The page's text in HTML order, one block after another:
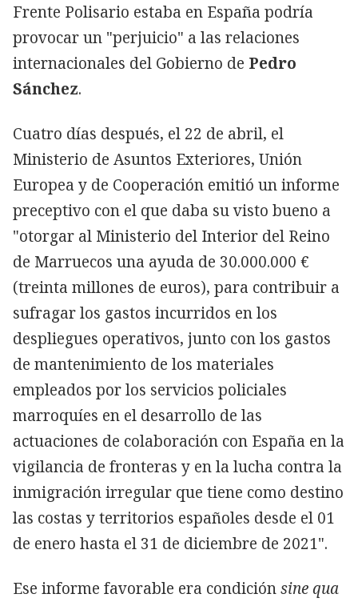
Frente Polisario estaba en España podría
provocar un "perjuicio" a las relaciones
internacionales del Gobierno de Pedro
Sánchez.
Cuatro días después, el 22 de abril, el
Ministerio de Asuntos Exteriores, Unión
Europea y de Cooperación emitió un informe
preceptivo con el que daba su visto bueno a
"otorgar al Ministerio del Interior del Reino
de Marruecos una ayuda de 30.000.000 €
(treinta millones de euros), para contribuir a
sufragar los gastos incurridos en los
despliegues operativos, junto con los gastos
de mantenimiento de los materiales
empleados por los servicios policiales
marroquíes en el desarrollo de las
actuaciones de colaboración con España en la
vigilancia de fronteras y en la lucha contra la
inmigración irregular que tiene como destino
las costas y territorios españoles desde el 01
de enero hasta el 31 de diciembre de 2021".
Ese informe favorable era condiciónsine qua